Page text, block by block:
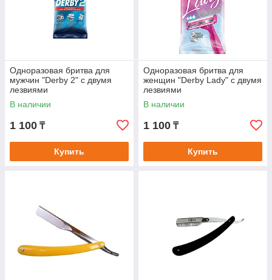
Одноразовая бритва для
мужчин "Derby 2" с двумя
лезвиями
В наличии
1 100 ₸
Купить
Одноразовая бритва для
женщин "Derby Lady" с двумя
лезвиями
В наличии
1 100 ₸
Купить